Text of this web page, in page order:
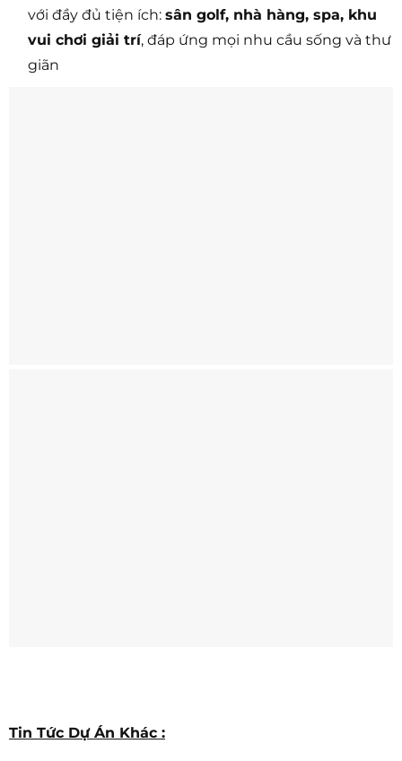
với đầy đủ tiện ích: sân golf, nhà hàng, spa, khu
vui chơi giải trí, đáp ứng mọi nhu cầu sống và thư
giãn
Tin Tức Dự Án Khác :